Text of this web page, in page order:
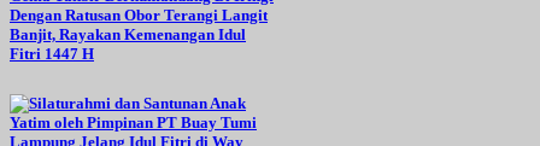
Dengan Ratusan Obor Terangi Langit
Banjit, Rayakan Kemenangan Idul
Fitri 1447 H